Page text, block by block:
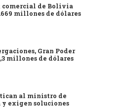
comercial de Bolivia
millones de dólares
Gran Poder
millones de dólares
al ministro de
y exigen soluciones